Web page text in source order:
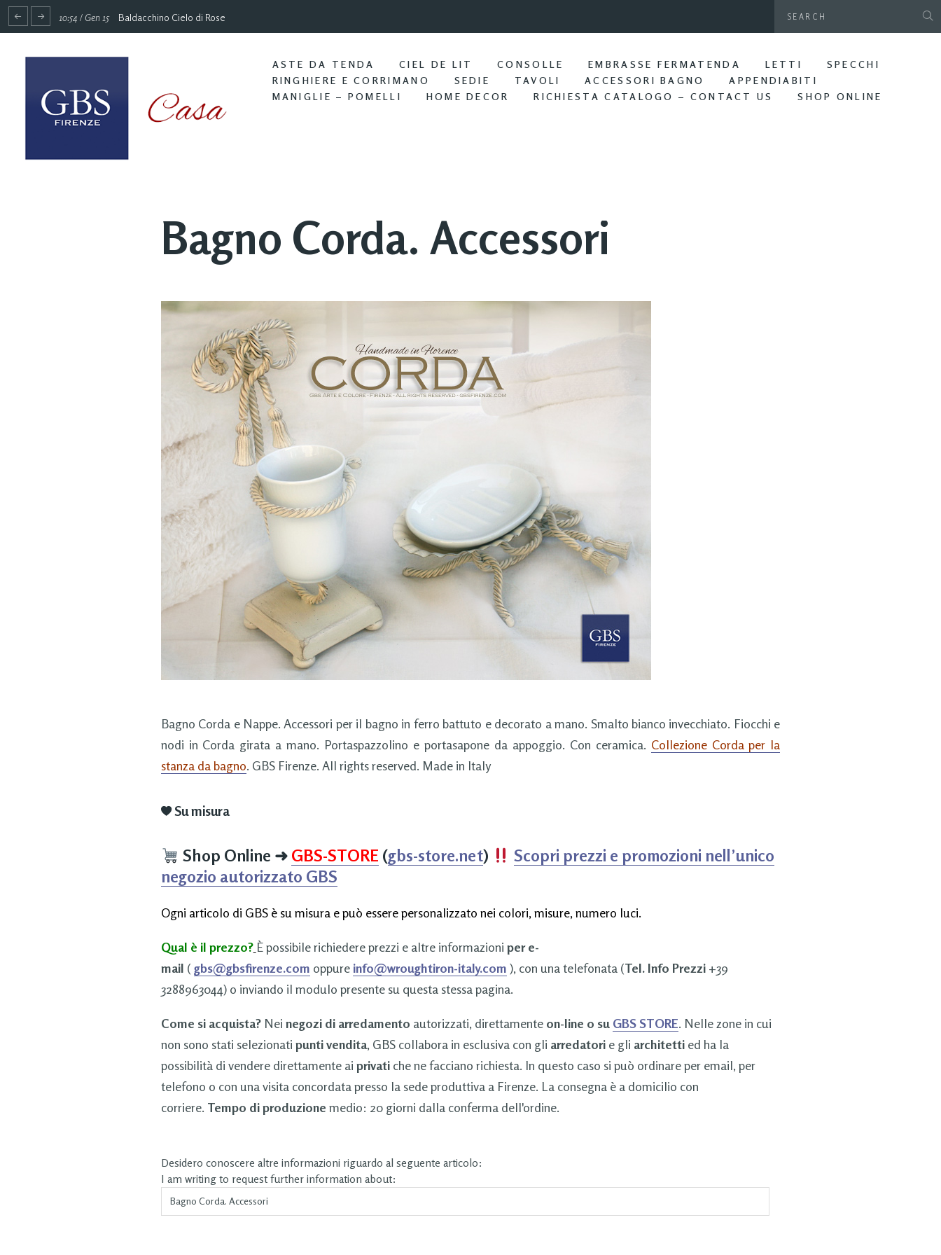
10:54 / Gen 15 Baldacchino Cielo di Rose
ASTE DA TENDA CIEL DE LIT CONSOLLE EMBRASSE FERMATENDA LETTI
SPECCHI
RINGHIERE E CORRIMANO
SEDIE TAVOLI ACCESSORI BAGNO
APPENDIABITI
MANIGLIE – POMELLI
HOME DECOR RICHIESTA CATALOGO – CONTACT US SHOP ONLINE
Bagno Corda. Accessori
Bagno Corda e Nappe. Accessori per il bagno in ferro battuto e decorato a mano. Smalto bianco invecchiato. Fiocchi e
nodi in Corda girata a mano. Portaspazzolino e portasapone da appoggio. Con ceramica. Collezione Corda per la
stanza da bagno. GBS Firenze. All rights reserved. Made in Italy
Su misura
Shop Online ➜ GBS-STORE (gbs-store.net)
Scopri prezzi e promozioni nell’unico
negozio autorizzato GBS
Ogni articolo di GBS è su misura e può essere personalizzato nei colori, misure, numero luci.
Qual è il prezzo? È possibile richiedere prezzi e altre informazioni per e-
mail ( gbs@gbsfirenze.com oppure info@wroughtiron-italy.com ), con una telefonata (Tel. Info Prezzi+39
3288963044) o inviando il modulo presente su questa stessa pagina.
Come si acquista?Nei negozi di arredamento autorizzati, direttamente on-line o su GBS STORE. Nelle zone in cui
non sono stati selezionati punti vendita, GBS collabora in esclusiva con gli arredatorie gli architettied ha la
possibilità di vendere direttamente ai privatiche ne facciano richiesta. In questo caso si può ordinare per email, per
telefono o con una visita concordata presso la sede produttiva a Firenze. La consegna è a domicilio con
corriere. Tempo di produzione medio: 20 giorni dalla conferma dell'ordine.
Desidero conoscere altre informazioni riguardo al seguente articolo:
I am writing to request further information about: